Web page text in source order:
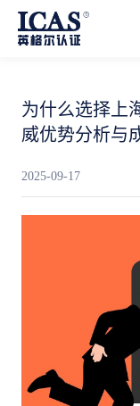
为什么选择上
威优势分析与
2025-09-17